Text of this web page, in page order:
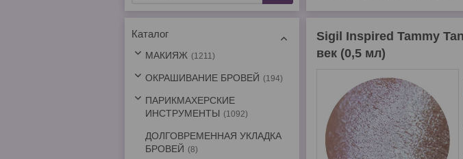
Sigil Inspired Tammy
век (0,5 мл)
Каталог
МАКИЯЖ 1211
ОКРАШИВАНИЕ БРОВЕЙ 194
ПАРИКМАХЕРСКИЕ
ИНСТРУМЕНТЫ
1092
ДОЛГОВРЕМЕННАЯ УКЛАДКА
БРОВЕЙ
8